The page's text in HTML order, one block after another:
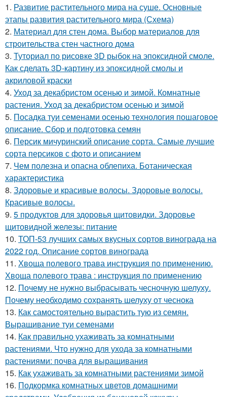
1. Развитие растительного мира на суше. Основные
этапы развития растительного мира (Схема)
2. Материал для стен дома. Выбор материалов для
строительства стен частного дома
3. Туториал по рисовке 3D рыбок на эпоксидной смоле.
Как сделать 3D-картину из эпоксидной смолы и
акриловой краски
4. Уход за декабристом осенью и зимой. Комнатные
растения. Уход за декабристом осенью и зимой
5. Посадка туи семенами осенью технология пошаговое
описание. Сбор и подготовка семян
6. Персик мичуринский описание сорта. Самые лучшие
сорта персиков с фото и описанием
7. Чем полезна и опасна облепиха. Ботаническая
характеристика
8. Здоровые и красивые волосы. Здоровые волосы.
Красивые волосы.
9. 5 продуктов для здоровья щитовидки. Здоровье
щитовидной железы: питание
10. ТОП-53 лучших самых вкусных сортов винограда на
2022 год. Описание сортов винограда
11. Хвоща полевого трава инструкция по применению.
Хвоща полевого трава : инструкция по применению
12. Почему не нужно выбрасывать чесночную шелуху.
Почему необходимо сохранять шелуху от чеснока
13. Как самостоятельно вырастить тую из семян.
Выращивание туи семенами
14. Как правильно ухаживать за комнатными
растениями. Что нужно для ухода за комнатными
растениями: почва для выращивания
15. Как ухаживать за комнатными растениями зимой
16. Подкормка комнатных цветов домашними